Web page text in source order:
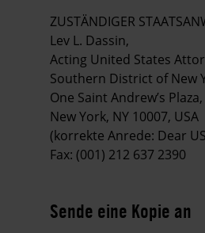
ZUSTÄNDIGER
Lev L. Dassin,
Acting United States
Southern District of New
One Saint Andrew’s Plaza,
New York, NY 10007, USA
(korrekte Anrede: Dear
Fax: (001) 212 637 2390
Sende eine Kopie an